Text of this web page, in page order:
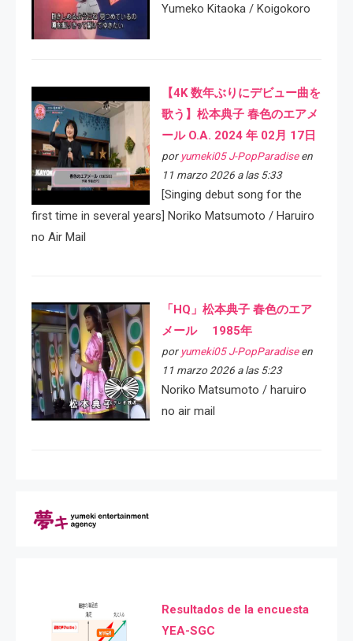
Yumeko Kitaoka / Koigokoro
【4K 数年ぶりにデビュー曲を
歌う】松本典子 春色のエアメ
ール O.A. 2024 年 02月 17日
por yumeki05 J-PopParadiseen
11 marzo 2026 a las 5:33
[Singing debut song for the
first time in several years] Noriko Matsumoto / Haruiro
no Air Mail
「HQ」松本典子 春色のエア
メール 1985年
por yumeki05 J-PopParadiseen
11 marzo 2026 a las 5:23
Noriko Matsumoto / haruiro
no air mail
Resultados de la encuesta
YEA-SGC